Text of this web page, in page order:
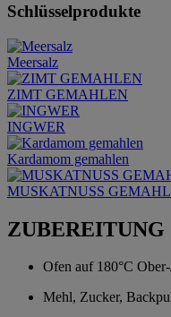
Schlüsselprodukte
Meersalz
ZIMT GEMAHLEN
INGWER
Kardamom gemahlen
MUSKATNUSS
ZUBEREITUNG
Ofen auf 180°C
Mehl, Zucker,